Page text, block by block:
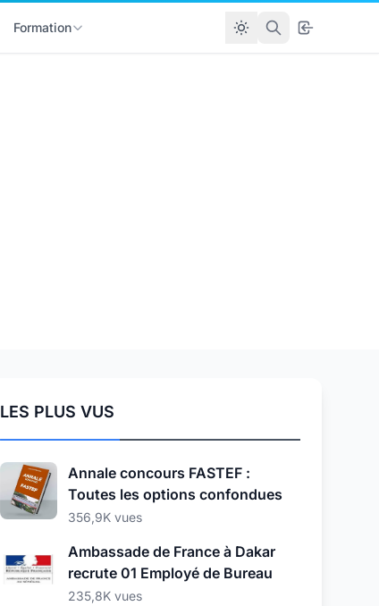
Formation
LES PLUS VUS
Annale concours FASTEF :
Toutes les options confondues
356,9K vues
Ambassade de France à Dakar
recrute 01 Employé de Bureau
235,8K vues